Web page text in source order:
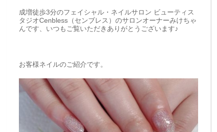
成増徒歩3分のフェイシャル・ネイルサロン ビューティス
タジオCenbless（センブレス）のサロンオーナーみけちゃ
んです、いつもご覧いただきありがとうございます♪
お客様ネイルのご紹介です。